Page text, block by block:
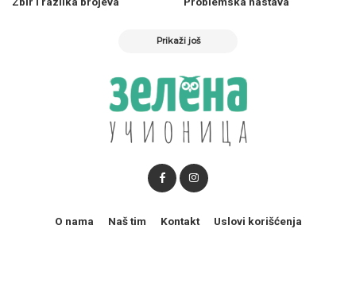
Prikaži još
O nama Naš tim Kontakt Uslovi korišćenja